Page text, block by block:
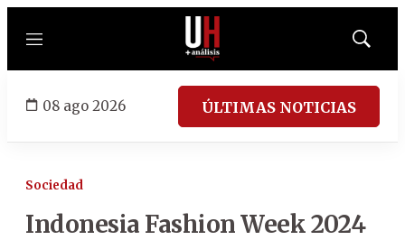
Menú
Mostrar
08 ago 2026 ÚLTIMAS NOTICIAS
Sociedad
Indonesia Fashion Week 2024